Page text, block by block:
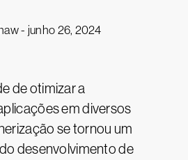
- junho 26, 2024
de otimizar a
em diversos
se tornou um
desenvolvimento de